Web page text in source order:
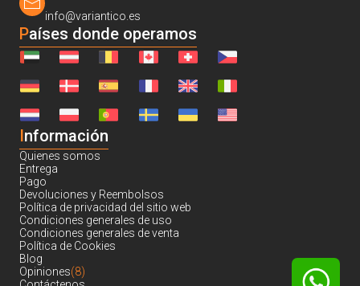
info@variantico.es
Países donde operamos
Información
Quienes somos
Entrega
Pago
Devoluciones y Reembolsos
Política de privacidad del sitio web
Condiciones generales de uso
Condiciones generales de venta
Política de Cookies
Blog
Opiniones(8)